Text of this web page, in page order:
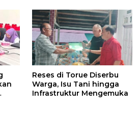
Reses di Torue Diserbu
Warga, Isu Tani hingga
Infrastruktur Mengemuka